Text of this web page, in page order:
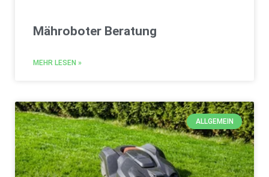
Mähroboter Beratung
MEHR LESEN »
ALLGEMEIN